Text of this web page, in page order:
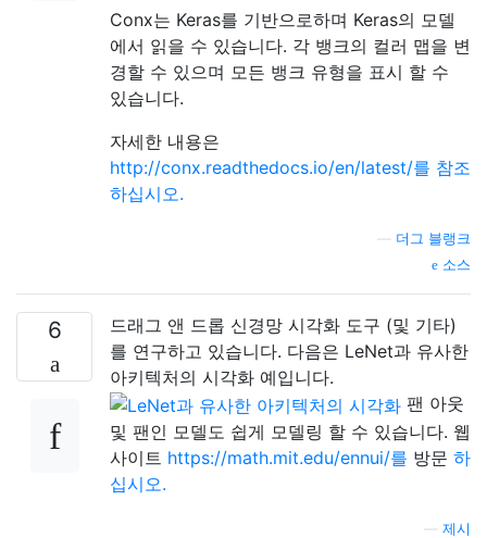
Conx는 Keras를 기반으로하며 Keras의 모델
에서 읽을 수 있습니다. 각 뱅크의 컬러 맵을 변
경할 수 있으며 모든 뱅크 유형을 표시 할 수
있습니다.
자세한 내용은
http://conx.readthedocs.io/en/latest/를 참조
하십시오.
더그 블랭크
소스
6
드래그 앤 드롭 신경망 시각화 도구 (및 기타)
를 연구하고 있습니다. 다음은 LeNet과 유사한
아키텍처의 시각화 예입니다.
팬 아웃
및 팬인 모델도 쉽게 모델링 할 수 있습니다. 웹
사이트 https://math.mit.edu/ennui/를 방문 하
십시오.
제시